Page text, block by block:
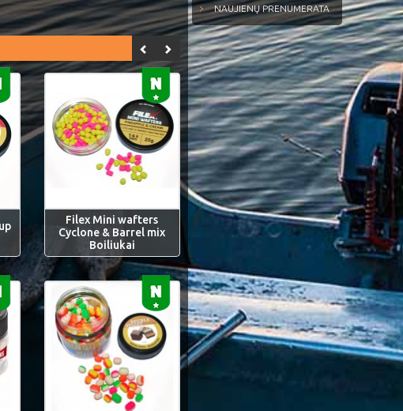
Filex Mini wafters
Cyclone & Barrel mix
Boiliukai
NAUJIENŲ PRENUMERATA